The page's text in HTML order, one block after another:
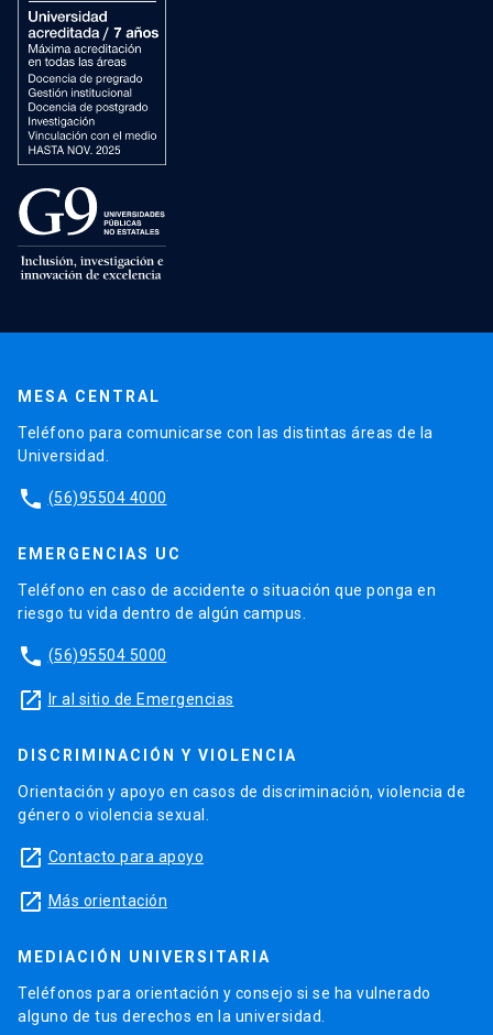
MESA CENTRAL
Teléfono para comunicarse con las distintas áreas de la
Universidad.
phone (56)95504 4000
EMERGENCIAS UC
Teléfono en caso de accidente o situación que ponga en
riesgo tu vida dentro de algún campus.
phone (56)95504 5000
launch Ir al sitio de Emergencias
DISCRIMINACIÓN Y VIOLENCIA
Orientación y apoyo en casos de discriminación, violencia de
género o violencia sexual.
launch Contacto para apoyo
launch Más orientación
MEDIACIÓN UNIVERSITARIA
Teléfonos para orientación y consejo si se ha vulnerado
alguno de tus derechos en la universidad.